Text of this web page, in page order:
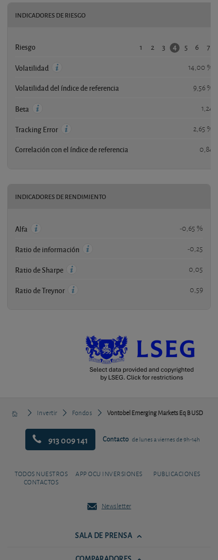
INDICADORES DE RIESGO
Riesgo 1 2 3 4 5 6 7
Volatilidad 14,00 %
Volatilidad del índice de referencia 9,56 %
Beta 1,24
Tracking Error 2,65 %
Correlación con el índice de referencia 0,84
INDICADORES DE RENDIMIENTO
Alfa -0,65 %
Ratio de información -0,25
Ratio de Sharpe 0,05
Ratio de Treynor 0,59
Invertir Fondos Vontobel Emerging Markets Eq B USD
913 009 141 Contacto de lunes a viernes de 9h-14h
TODOS NUESTROS
CONTACTOS
APP OCU INVERSIONES PUBLICACIONES
Newsletter
SALA DE PRENSA